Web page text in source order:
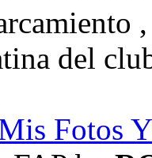
del
Fotos